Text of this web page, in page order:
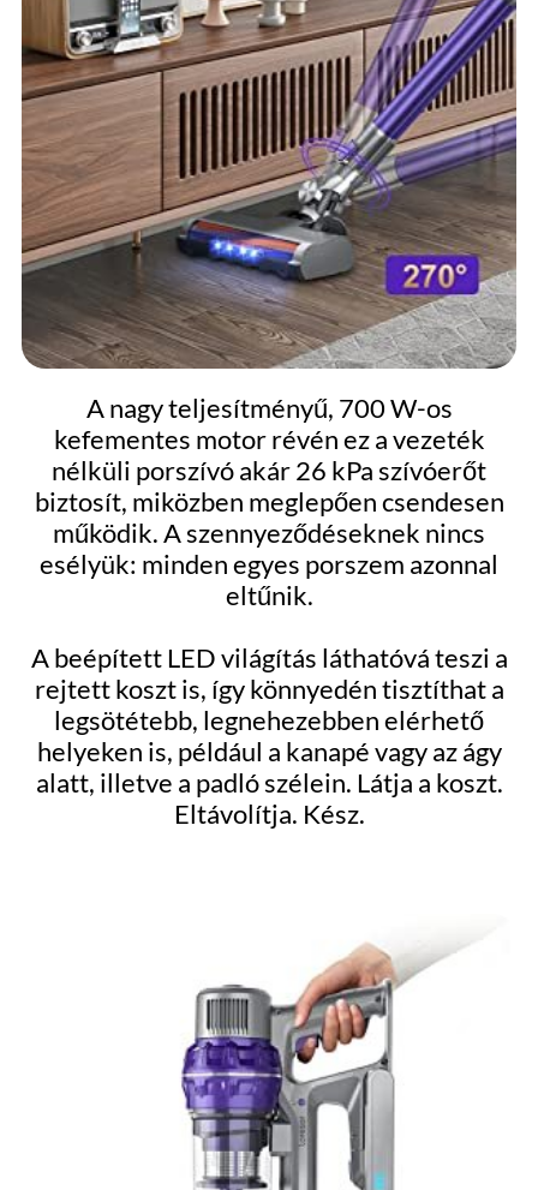
A nagy teljesítményű, 700 W-os
kefementes motor révén ez a vezeték
nélküli porszívó akár 26 kPa szívóerőt
biztosít, miközben meglepően csendesen
működik. A szennyeződéseknek nincs
esélyük: minden egyes porszem azonnal
eltűnik.
A beépített LED világítás láthatóvá teszi a
rejtett koszt is, így könnyedén tisztíthat a
legsötétebb, legnehezebben elérhető
helyeken is, például a kanapé vagy az ágy
alatt, illetve a padló szélein. Látja a koszt.
Eltávolítja. Kész.